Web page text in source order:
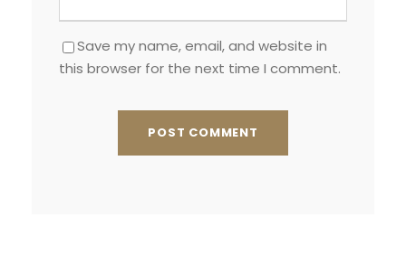
Save my name, email, and website in
this browser for the next time I comment.